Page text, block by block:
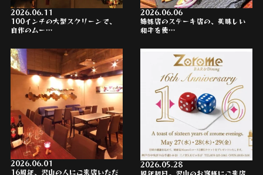
2026.06.11
100インチの大型スクリーンで、
自作のムー…
2026.06.06
姉妹店のステーキ店の、美味しい
和牛を使…
2026.06.01
16周年、沢山の人にご来店いただ
2026.05.28